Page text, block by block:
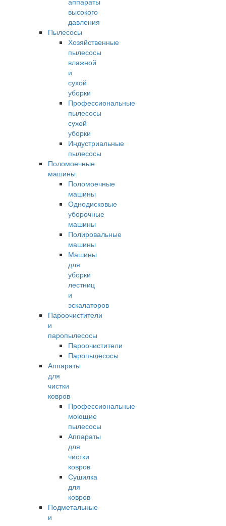
высокого
давления
Пылесосы
Хозяйственные
пылесосы
влажной
и
сухой
уборки
Профессиональные
пылесосы
сухой
уборки
Индустриальные
пылесосы
Поломоечные
машины
Поломоечные
машины
Однодисковые
уборочные
машины
Полировальные
машины
Машины
для
уборки
лестниц
и
эскалаторов
Пароочистители
и
паропылесосы
Пароочистители
Паропылесосы
Аппараты
для
чистки
ковров
Профессиональные
моющие
пылесосы
Аппараты
для
чистки
ковров
Сушилка
для
ковров
Подметальные
и